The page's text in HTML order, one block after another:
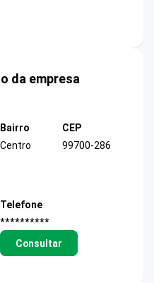
da empresa
Bairro
Centro
CEP
99700-286
Telefone
**********
Consultar